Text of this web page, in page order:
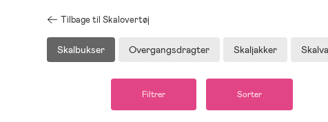
Tilbage til Skalovertøj
Skalbukser Overgangsdragter Skaljakker
Filtrer Sorter